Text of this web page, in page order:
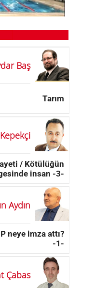
Baş
Tarım
/ Kötülüğün
insan -3-
Aydın
neye imza attı?
-1-
Çabas